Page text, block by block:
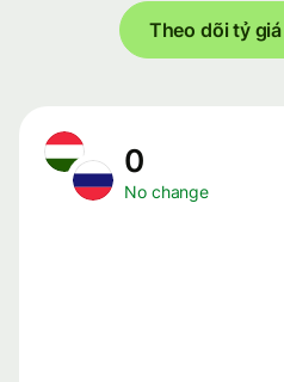
Theo dõi tỷ
0
No change